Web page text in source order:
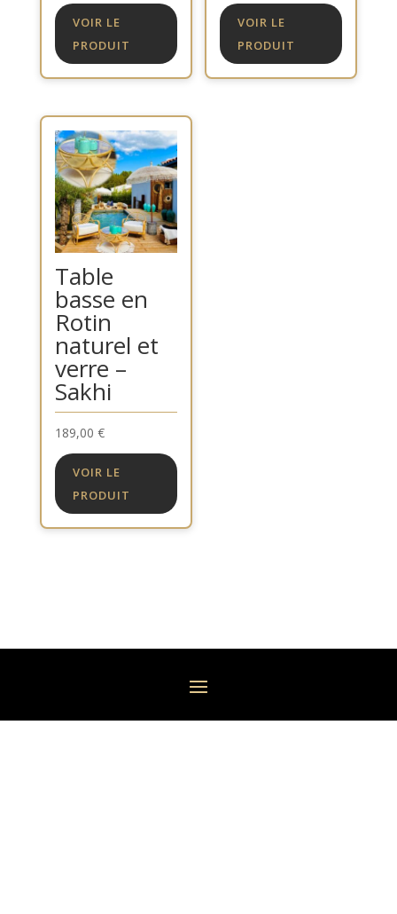
VOIR LE
PRODUIT
VOIR LE
PRODUIT
Table
basse en
Rotin
naturel et
verre –
Sakhi
189,00 €
VOIR LE
PRODUIT